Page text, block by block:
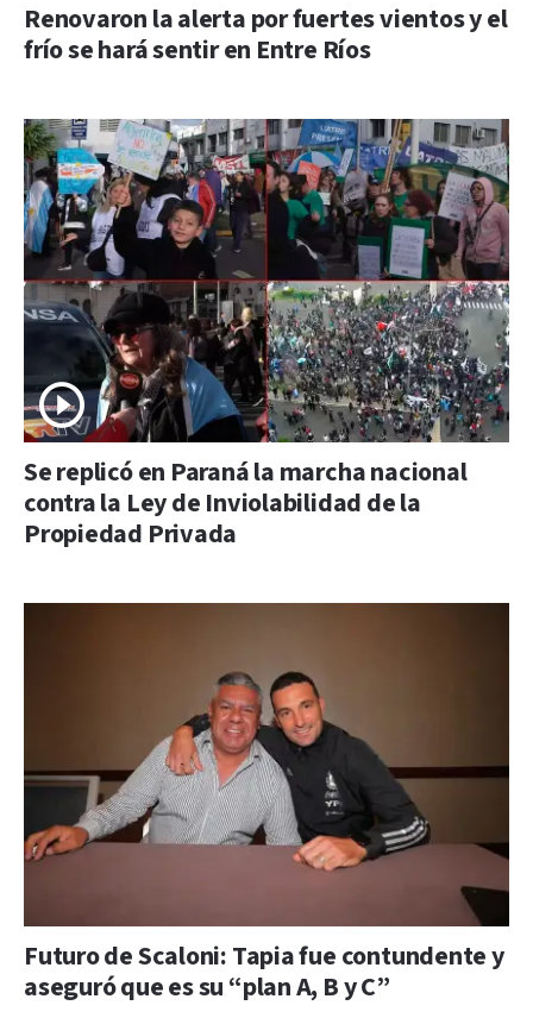
Renovaron la alerta por fuertes vientos y el
frío se hará sentir en Entre Ríos
Se replicó en Paraná la marcha nacional
contra la Ley de Inviolabilidad de la
Propiedad Privada
Futuro de Scaloni: Tapia fue contundente y
aseguró que es su “plan A, B y C”